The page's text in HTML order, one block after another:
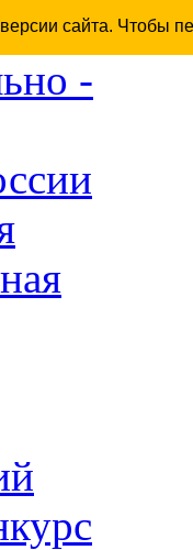
сайта. Чтобы
-